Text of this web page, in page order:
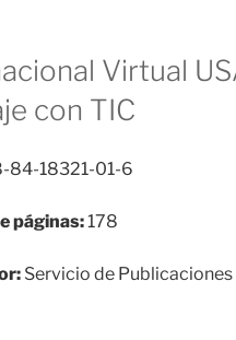
Virtual
con TIC
84-18321-01-6
páginas: 178
Servicio de